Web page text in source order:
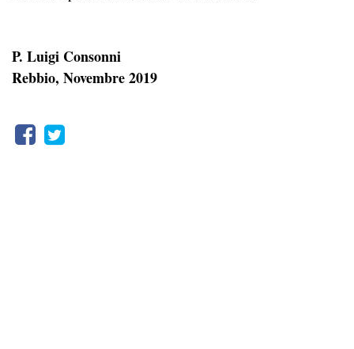
P. Luigi Consonni
Rebbio, Novembre 2019